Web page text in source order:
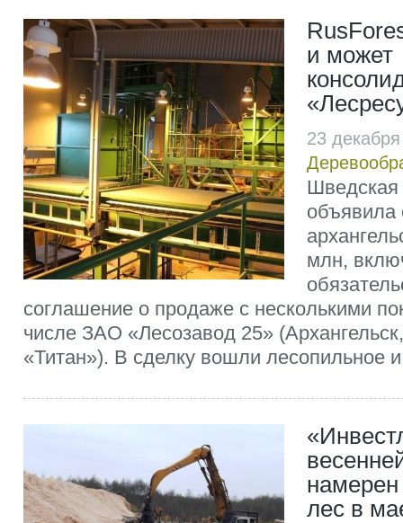
и может
23
Шведская
объявила
млн,
соглашение о продаже с несколькими
числе ЗАО «Лесозавод 25»
«Титан»). В сделку вошли лесопильное
лес в